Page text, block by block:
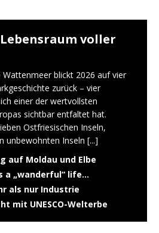
voller
Wattenmeer blickt 2026 auf vier
zurück – vier
einer der wertvollsten
sichtbar entfaltet hat.
Ostfriesischen Inseln,
unbewohnten Inseln [...]
auf Moldau und Elbe
a „wanderful“ life…
als nur Industrie
mit UNESCO-Welterbe